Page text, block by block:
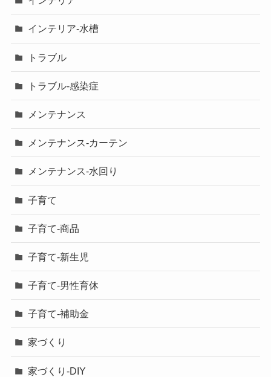
インテリア-水槽
トラブル
トラブル-感染症
メンテナンス
メンテナンス-カーテン
メンテナンス-水回り
子育て
子育て-商品
子育て-新生児
子育て-男性育休
子育て-補助金
家づくり
家づくり-DIY